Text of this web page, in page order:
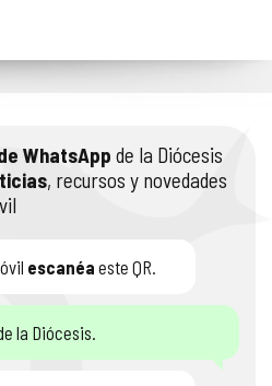
WhatsApp de la Diócesis
, recursos y novedades
escanéa este QR.
la Diócesis.